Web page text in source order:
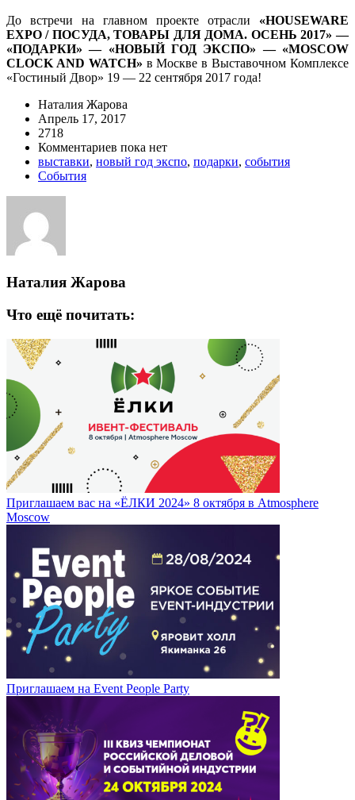
До встречи на главном проекте отрасли «HOUSEWARE
EXPO / ПОСУДА, ТОВАРЫ ДЛЯ ДОМА. ОСЕНЬ 2017» —
«ПОДАРКИ» — «НОВЫЙ ГОД ЭКСПО» — «MOSCOW
CLOCK AND WATCH» в Москве в Выставочном Комплексе
«Гостиный Двор» 19 — 22 сентября 2017 года!
Наталия Жарова
Апрель 17, 2017
2718
Комментариев пока нет
выставки, новый год экспо, подарки, события
События
Наталия Жарова
Что ещё почитать:
Приглашаем вас на «ЁЛКИ 2024» 8 октября в Atmosphere
Moscow
Приглашаем на Event People Party